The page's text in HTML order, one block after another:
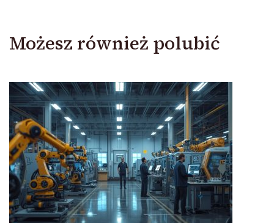
Możesz również polubić